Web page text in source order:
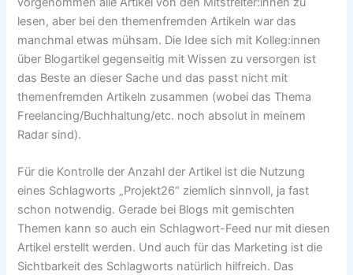
lesen, aber bei den themenfremden Artikeln war das
manchmal etwas mühsam. Die Idee sich mit Kolleg:innen
über Blogartikel gegenseitig mit Wissen zu versorgen ist
das Beste an dieser Sache und das passt nicht mit
themenfremden Artikeln zusammen (wobei das Thema
Freelancing/Buchhaltung/etc. noch absolut in meinem
Radar sind).
Für die Kontrolle der Anzahl der Artikel ist die Nutzung
eines Schlagworts „Projekt26“ ziemlich sinnvoll, ja fast
schon notwendig. Gerade bei Blogs mit gemischten
Themen kann so auch ein Schlagwort-Feed nur mit diesen
Artikel erstellt werden. Und auch für das Marketing ist die
Sichtbarkeit des Schlagworts natürlich hilfreich. Das